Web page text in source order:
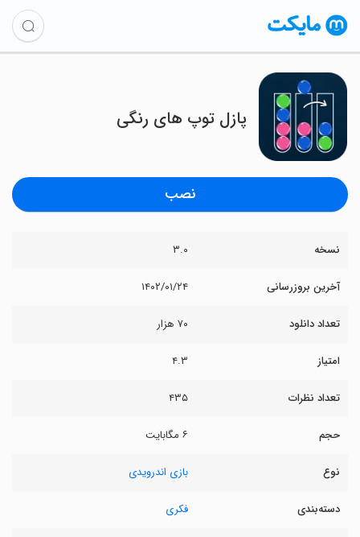
پازل توپ های رنگی
نصب
نسخه ۳.۰
آخرین بروزرسانی ۱۴۰۲/۰۱/۲۴
تعداد دانلود ۷۰ هزار
امتیاز ۴.۳
تعداد نظرات ۴۳۵
حجم ۶ مگابایت
نوع بازی اندرویدی
دسته‌بندی فکری